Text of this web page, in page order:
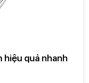
hiệu quả nhanh